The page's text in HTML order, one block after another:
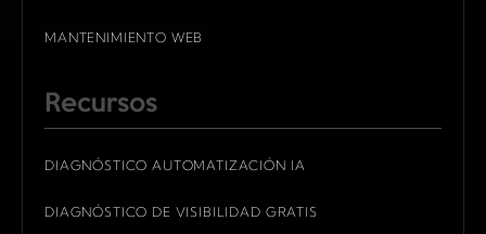
MANTENIMIENTO WEB
Recursos
DIAGNÓSTICO AUTOMATIZACIÓN IA
DIAGNÓSTICO DE VISIBILIDAD GRATIS